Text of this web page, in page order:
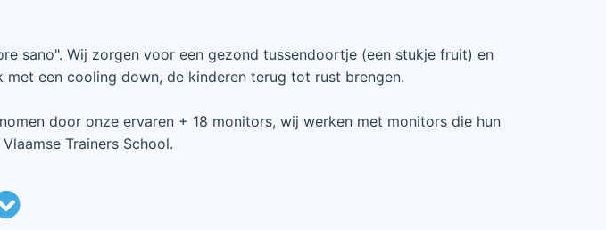
sano". Wij zorgen voor een gezond tussendoortje (een stukje fruit) en
een cooling down, de kinderen terug tot rust brengen.
door onze ervaren + 18 monitors, wij werken met monitors die hun
Trainers School.